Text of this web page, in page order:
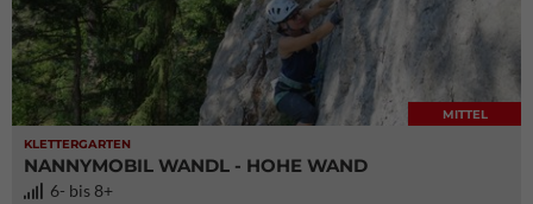
KLETTERGARTEN
MITTEL
NANNYMOBIL WANDL - HOHE WAND
6- bis 8+